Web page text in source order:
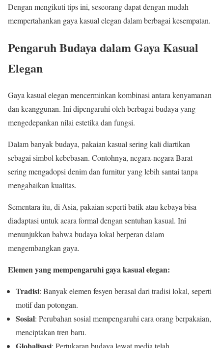
Dengan mengikuti tips ini, seseorang dapat dengan mudah
mempertahankan gaya kasual elegan dalam berbagai kesempatan.
Pengaruh Budaya dalam Gaya Kasual
Elegan
Gaya kasual elegan mencerminkan kombinasi antara kenyamanan
dan keanggunan. Ini dipengaruhi oleh berbagai budaya yang
mengedepankan nilai estetika dan fungsi.
Dalam banyak budaya, pakaian kasual sering kali diartikan
sebagai simbol kebebasan. Contohnya, negara-negara Barat
sering mengadopsi denim dan furnitur yang lebih santai tanpa
mengabaikan kualitas.
Sementara itu, di Asia, pakaian seperti batik atau kebaya bisa
diadaptasi untuk acara formal dengan sentuhan kasual. Ini
menunjukkan bahwa budaya lokal berperan dalam
mengembangkan gaya.
Elemen yang mempengaruhi gaya kasual elegan:
Tradisi: Banyak elemen fesyen berasal dari tradisi lokal, seperti
motif dan potongan.
Sosial: Perubahan sosial mempengaruhi cara orang berpakaian,
menciptakan tren baru.
Globalisasi: Pertukaran budaya lewat media telah